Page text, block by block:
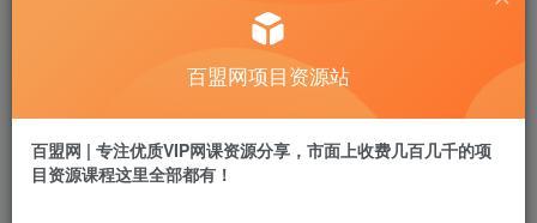
盟币9.9
百盟网项目资源站
百盟网 | 专注优质VIP网课资源分享，市面上收费几百几千的项
目资源课程这里全部都有！